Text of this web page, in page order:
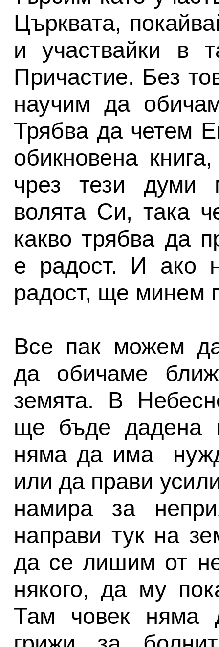
Църквата,
и участвайки в
Причастие. Без
научим да
Трябва да четем
обикновена
чрез тези думи
волята Си, така
какво трябва да
е радост. И ако
радост, ще минем
Все пак можем
да обичаме
земята. В
ще бъде дадена
няма да има
или да прави
намира за
направи тук на
да се лишим от
някого, да му
Там човек